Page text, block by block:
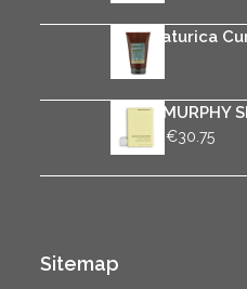
Rica Naturica
25.95
KEVIN.MURPHY
€6.75 €30.75
tot
Sitemap